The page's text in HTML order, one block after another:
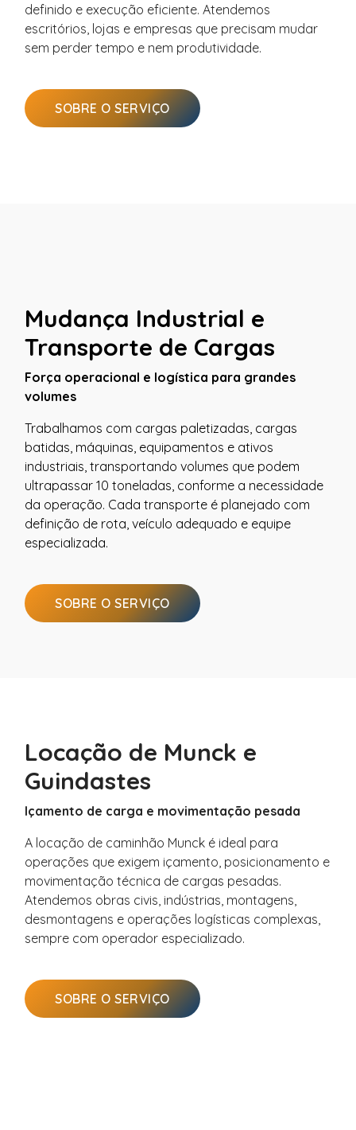
definido e execução eficiente. Atendemos
escritórios, lojas e empresas que precisam mudar
sem perder tempo e nem produtividade.
SOBRE O SERVIÇO
Mudança Industrial e
Transporte de Cargas
Força operacional e logística para grandes
volumes
Trabalhamos com cargas paletizadas, cargas
batidas, máquinas, equipamentos e ativos
industriais, transportando volumes que podem
ultrapassar 10 toneladas, conforme a necessidade
da operação. Cada transporte é planejado com
definição de rota, veículo adequado e equipe
especializada.
SOBRE O SERVIÇO
Locação de Munck e
Guindastes
Içamento de carga e movimentação pesada
A locação de caminhão Munck é ideal para
operações que exigem içamento, posicionamento e
movimentação técnica de cargas pesadas.
Atendemos obras civis, indústrias, montagens,
desmontagens e operações logísticas complexas,
sempre com operador especializado.
SOBRE O SERVIÇO